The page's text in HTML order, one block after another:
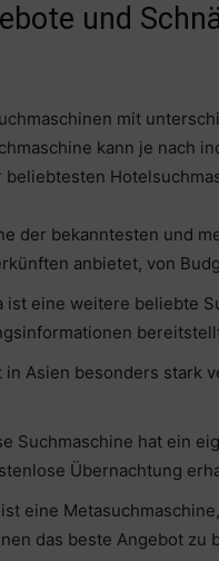
und
mit
kann je nach
der bekanntesten und
anbietet, von
ist eine weitere beliebte
in Asien besonders stark
Suchmaschine hat ein
Übernachtung
eine
das beste Angebot zu